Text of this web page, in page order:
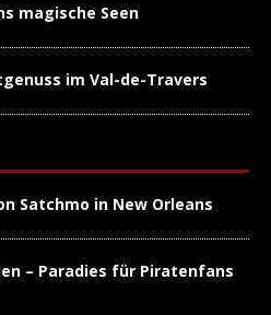
magische Seen
im Val-de-Travers
Satchmo in New Orleans
– Paradies für Piratenfans